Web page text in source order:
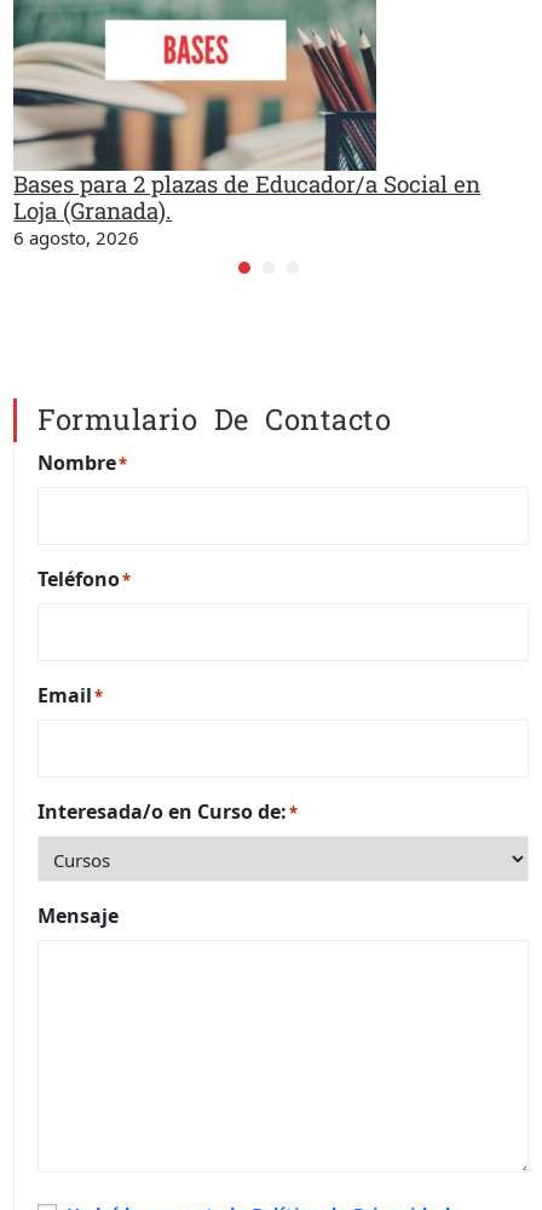
Bases para 2 plazas de Educador/a Social en
Loja (Granada).
6 agosto, 2026
Formulario De Contacto
Nombre*
Teléfono*
Email*
Interesada/o en Curso de:*
Mensaje